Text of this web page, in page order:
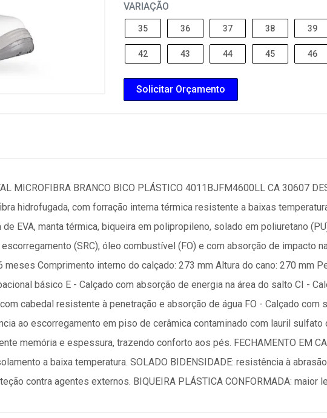
VARIAÇÃO
35 36 37 38 39
42 43 44 45 46
Solicitar Orçamento
MICROFIBRA BRANCO BICO PLÁSTICO 4011BJFM4600LL CA 30607
hidrofugada, com forração interna térmica resistente a baixas
EVA, manta térmica, biqueira em polipropileno, solado em poliuretano
(SRC), óleo combustível (FO) e com absorção de impacto
meses Comprimento interno do calçado: 273 mm Altura do cano: 270 mm
básico E - Calçado com absorção de energia na área do salto CI -
cabedal resistente à penetração e absorção de água FO - Calçado com
ao escorregamento em piso de cerâmica contaminado com lauril
memória e espessura, trazendo conforto aos pés. FECHAMENTO EM
a baixa temperatura. SOLADO BIDENSIDADE: resistência à
contra agentes externos. BIQUEIRA PLÁSTICA CONFORMADA: maior